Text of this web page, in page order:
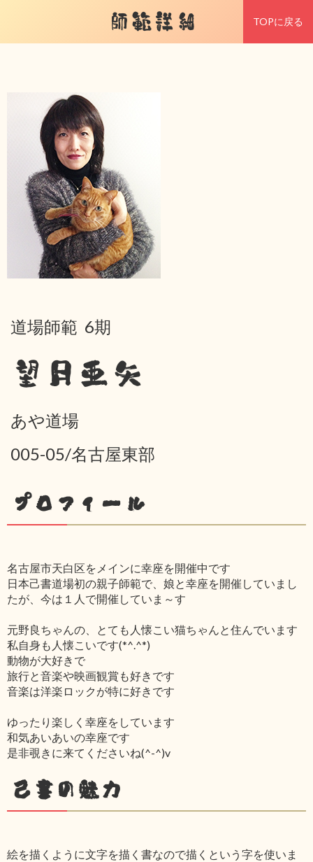
師範詳細 TOPに戻る
道場師範 6期
望月亜矢
あや道場
005-05/名古屋東部
プロフィール
名古屋市天白区をメインに幸座を開催中です
日本己書道場初の親子師範で、娘と幸座を開催していまし
たが、今は１人で開催していま～す
元野良ちゃんの、とても人懐こい猫ちゃんと住んでいます
私自身も人懐こいです(*^.^*)
動物が大好きで
旅行と音楽や映画観賞も好きです
音楽は洋楽ロックが特に好きです
ゆったり楽しく幸座をしています
和気あいあいの幸座です
是非覗きに来てくださいね(^-^)v
己書の魅力
絵を描くように文字を描く書なので描くという字を使いま